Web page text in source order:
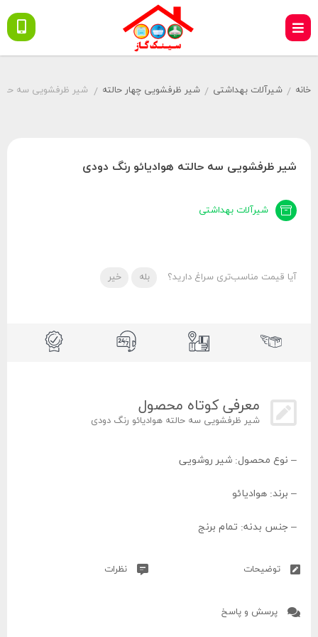
خانه / شیرآلات بهداشتی / شیر ظرفشویی چهار حالته / شیر ظرفشویی سه
شیر ظرفشویی سه حالته هوادیائو رنگ دودی
شیرآلات بهداشتی
آیا قیمت مناسب‌تری سراغ دارید؟ بله خیر
معرفی کوتاه محصول
شیر ظرفشویی سه حالته هوادیائو رنگ دودی
– نوع محصول: شیر روشویی
– برند: هوادیائو
– جنس بدنه: تمام برنج
– رنگ: دودی
توضیحات نظرات
پرسش و پاسخ